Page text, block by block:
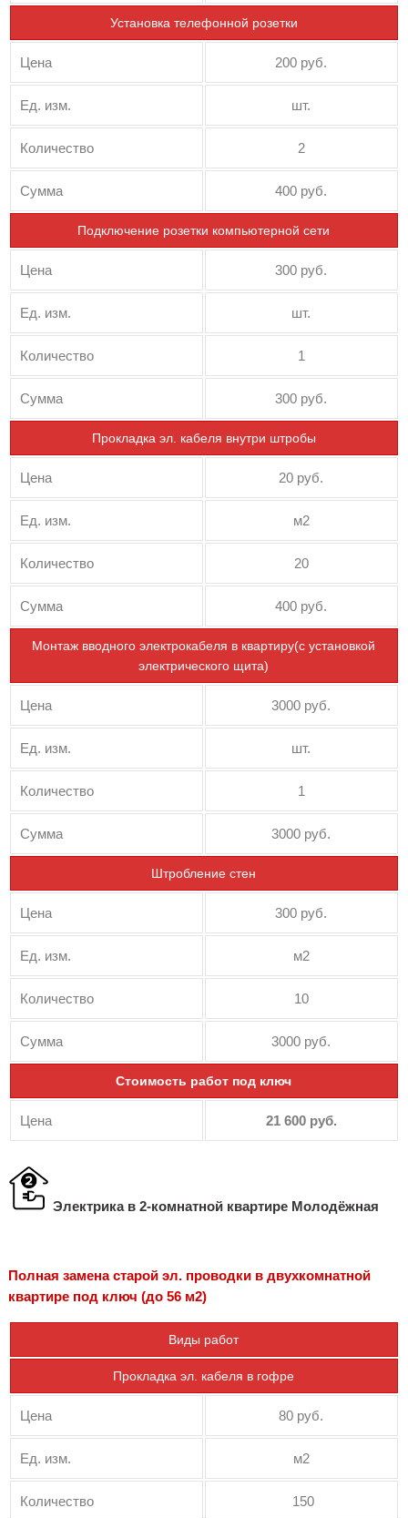
Установка телефонной розетки
Цена 200 руб.
Ед. изм. шт.
Количество 2
Сумма 400 руб.
Подключение розетки компьютерной сети
Цена 300 руб.
Ед. изм. шт.
Количество 1
Сумма 300 руб.
Прокладка эл. кабеля внутри штробы
Цена 20 руб.
Ед. изм. м2
Количество 20
Сумма 400 руб.
Монтаж вводного электрокабеля в квартиру(с установкой
электрического щита)
Цена 3000 руб.
Ед. изм. шт.
Количество 1
Сумма 3000 руб.
Штробление стен
Цена 300 руб.
Ед. изм. м2
Количество 10
Сумма 3000 руб.
Стоимость работ под ключ
Цена 21 600 руб.
Электрика в 2-комнатной квартире Молодёжная
Полная замена старой эл. проводки в двухкомнатной
квартире под ключ (до 56 м2)
Виды работ
Прокладка эл. кабеля в гофре
Цена 80 руб.
Ед. изм. м2
Количество 150